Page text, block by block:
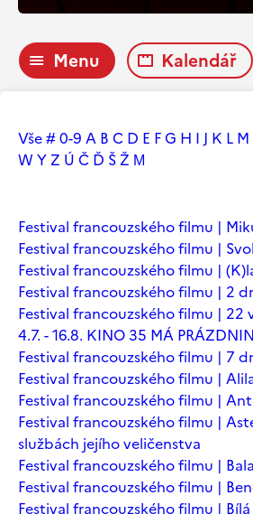
Menu Kalendář
Vše# 0-9 A B C D E FG H I J K L M
W YZ Ú Č Ď ŠŽ М
Festival francouzského filmu |
Festival francouzského filmu |
Festival francouzského filmu |
Festival francouzského filmu | 2
Festival francouzského filmu | 22
4.7. - 16.8. KINO 35 MÁ
Festival francouzského filmu | 7
Festival francouzského filmu |
Festival francouzského filmu |
Festival francouzského filmu |
službách jejího veličenstva
Festival francouzského filmu |
Festival francouzského filmu |
Festival francouzského filmu |